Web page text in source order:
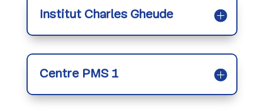
Institut Charles Gheude
Centre PMS 1